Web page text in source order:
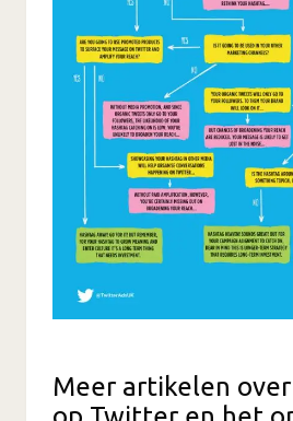
Meer artikelen